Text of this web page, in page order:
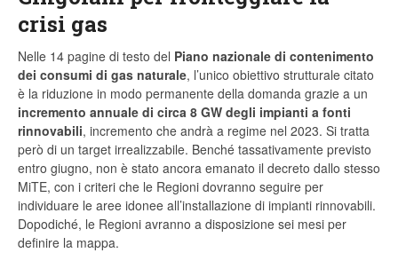
crisi gas
Nelle 14 pagine di testo del Piano nazionale di contenimento
dei consumi di gas naturale, l’unico obiettivo strutturale citato
è la riduzione in modo permanente della domanda grazie a un
incremento annuale di circa 8 GW degli impianti a fonti
rinnovabili, incremento che andrà a regime nel 2023. Si tratta
però di un target irrealizzabile. Benché tassativamente previsto
entro giugno, non è stato ancora emanato il decreto dallo stesso
MiTE, con i criteri che le Regioni dovranno seguire per
individuare le aree idonee all’installazione di impianti rinnovabili.
Dopodiché, le Regioni avranno a disposizione sei mesi per
definire la mappa.